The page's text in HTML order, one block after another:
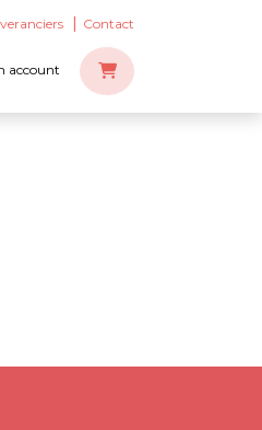
Contact
account